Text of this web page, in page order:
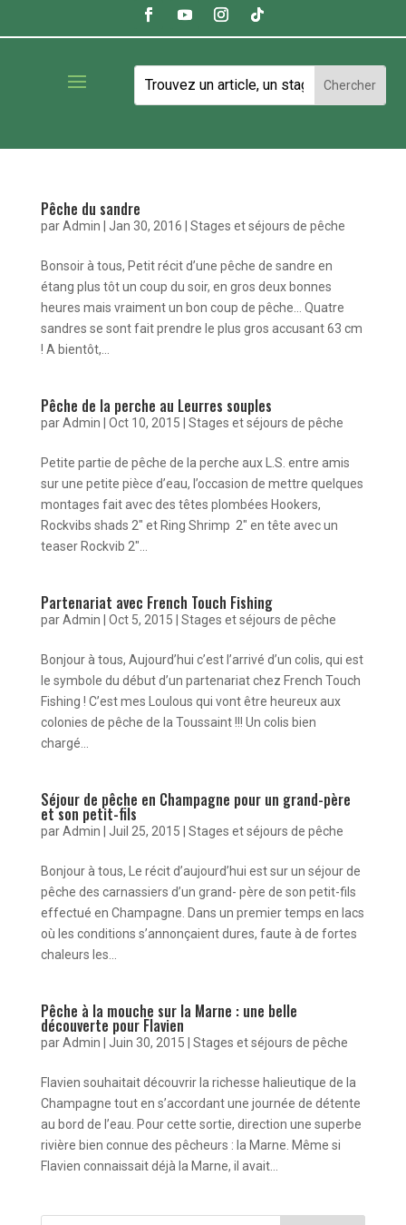
Pêche du sandre
parAdmin Jan 30, 2016 Stages et séjours de pêche
Bonsoir à tous, Petit récit d’une pêche de sandre en
étang plus tôt un coup du soir, en gros deux bonnes
heures mais vraiment un bon coup de pêche… Quatre
sandres se sont fait prendre le plus gros accusant 63 cm
! A bientôt,...
Pêche de la perche au Leurres souples
parAdmin Oct 10, 2015 Stages et séjours de pêche
Petite partie de pêche de la perche aux L.S. entre amis
sur une petite pièce d’eau, l’occasion de mettre quelques
montages fait avec des têtes plombées Hookers,
Rockvibs shads 2″ et Ring Shrimp 2″ en tête avec un
teaser Rockvib 2″...
Partenariat avec French Touch Fishing
parAdmin Oct 5, 2015 Stages et séjours de pêche
Bonjour à tous, Aujourd’hui c’est l’arrivé d’un colis, qui est
le symbole du début d’un partenariat chez French Touch
Fishing ! C’est mes Loulous qui vont être heureux aux
colonies de pêche de la Toussaint !!! Un colis bien
chargé...
Séjour de pêche en Champagne pour un grand-père
et son petit-fils
parAdmin Juil 25, 2015 Stages et séjours de pêche
Bonjour à tous, Le récit d’aujourd’hui est sur un séjour de
pêche des carnassiers d’un grand- père de son petit-fils
effectué en Champagne. Dans un premier temps en lacs
où les conditions s’annonçaient dures, faute à de fortes
chaleurs les...
Pêche à la mouche sur la Marne : une belle
découverte pour Flavien
parAdmin Juin 30, 2015 Stages et séjours de pêche
Flavien souhaitait découvrir la richesse halieutique de la
Champagne tout en s’accordant une journée de détente
au bord de l’eau. Pour cette sortie, direction une superbe
rivière bien connue des pêcheurs : la Marne. Même si
Flavien connaissait déjà la Marne, il avait...